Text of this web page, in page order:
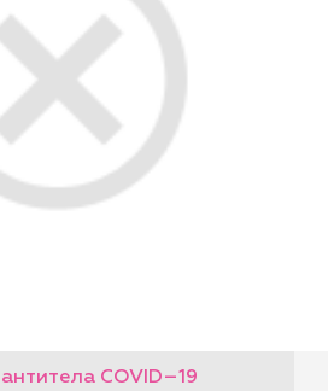
сертификат
услугу!
услуги Центра
Семьи. В кассах
и 8